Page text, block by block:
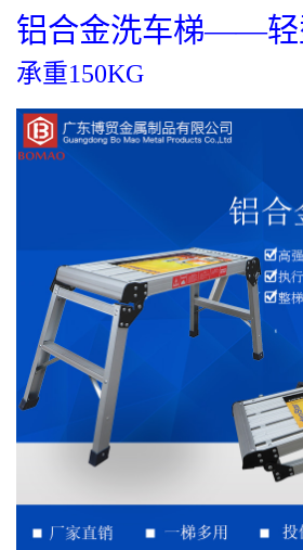
铝合金洗车梯——轻
承重150KG